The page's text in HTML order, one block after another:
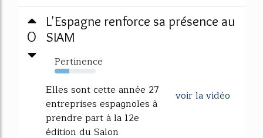
0
L'Espagne renforce sa présence au
SIAM
Pertinence
36%
voir la vidéo
Elles sont cette année 27
entreprises espagnoles à
prendre part à la 12e
édition du Salon